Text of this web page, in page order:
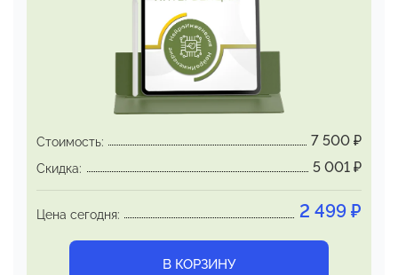
иммунитетом вы сможете
сеансе «ТОРПЕДО-ИНТЕРВЕНЦИЯ»
Стоимость: 7 500 ₽
Скидка: 5 001 ₽
Цена сегодня: 2 499 ₽
В КОРЗИНУ